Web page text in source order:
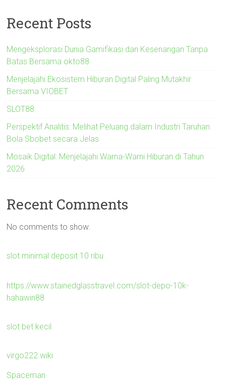
Recent Posts
Mengeksplorasi Dunia Gamifikasi dan Kesenangan Tanpa
Batas Bersama okto88
Menjelajahi Ekosistem Hiburan Digital Paling Mutakhir
Bersama VIOBET
SLOT88
Perspektif Analitis: Melihat Peluang dalam Industri Taruhan
Bola Sbobet secara Jelas
Mosaik Digital: Menjelajahi Warna-Warni Hiburan di Tahun
2026
Recent Comments
No comments to show.
slot minimal deposit 10 ribu
https://www.stainedglasstravel.com/slot-depo-10k-
hahawin88
slot bet kecil
virgo222.wiki
Spaceman